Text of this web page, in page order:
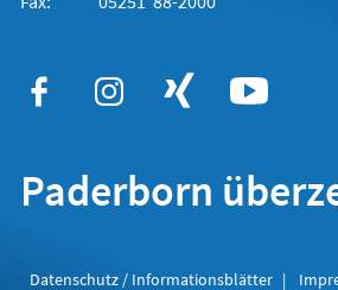
Paderborn
Datenschutz / Informationsblätter